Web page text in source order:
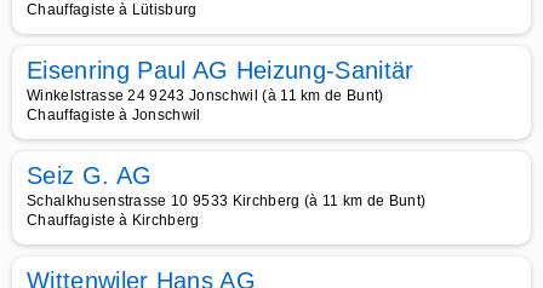
Chauffagiste à Lütisburg
Eisenring Paul AG Heizung-Sanitär
Winkelstrasse 24 9243 Jonschwil (à 11 km de Bunt)
Chauffagiste à Jonschwil
Seiz G. AG
Schalkhusenstrasse 10 9533 Kirchberg (à 11 km de Bunt)
Chauffagiste à Kirchberg
Wittenwiler Hans AG